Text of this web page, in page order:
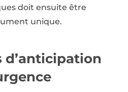
doit ensuite être
unique.
d’anticipation